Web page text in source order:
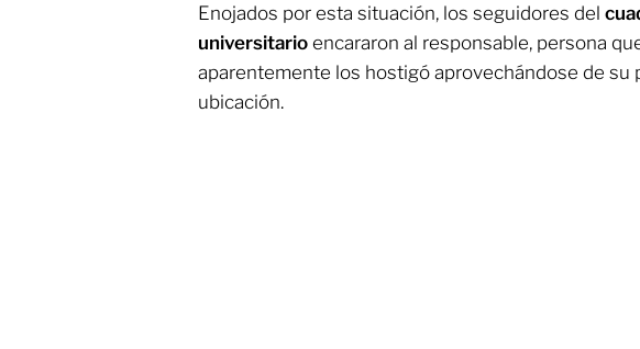
Enojados por esta situación, los seguidores del
universitario encararon al responsable, persona
aparentemente los hostigó aprovechándose de su
ubicación.